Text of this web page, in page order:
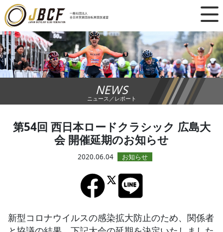
一般社団法人
全日本実業団自転車競技連盟
×
ニュース
レース日程
ランキング
チーム・選手
競技ガイド
加盟・登録
エントリー
NEWS
ニュース／レポート
第54回 西日本ロードクラシック 広島大
会 開催延期のお知らせ
2020.06.04
新型コロナウイルスの感染拡大防止のため、関係者